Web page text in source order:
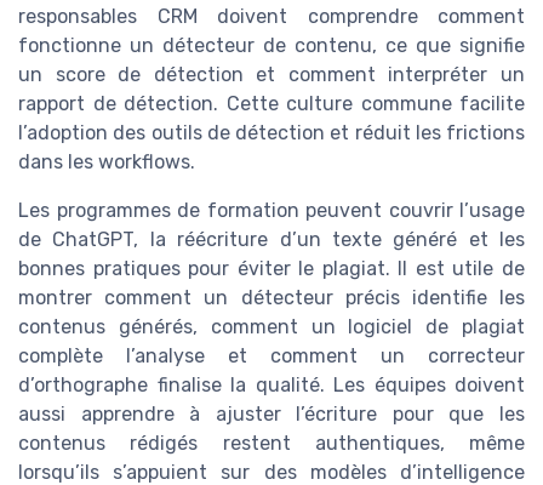
responsables CRM doivent comprendre comment
fonctionne un détecteur de contenu, ce que signifie
un score de détection et comment interpréter un
rapport de détection. Cette culture commune facilite
l’adoption des outils de détection et réduit les frictions
dans les workflows.
Les programmes de formation peuvent couvrir l’usage
de ChatGPT, la réécriture d’un texte généré et les
bonnes pratiques pour éviter le plagiat. Il est utile de
montrer comment un détecteur précis identifie les
contenus générés, comment un logiciel de plagiat
complète l’analyse et comment un correcteur
d’orthographe finalise la qualité. Les équipes doivent
aussi apprendre à ajuster l’écriture pour que les
contenus rédigés restent authentiques, même
lorsqu’ils s’appuient sur des modèles d’intelligence